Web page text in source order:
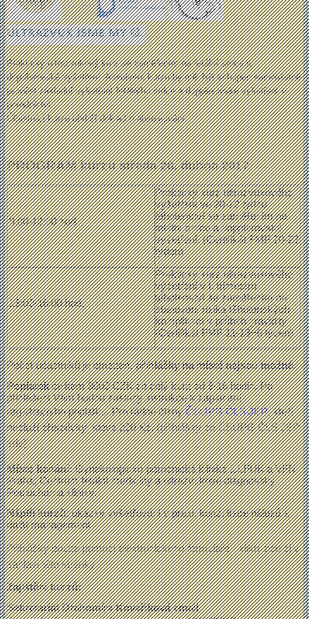
Praktický ultrazvukový kurz se zaměřením na fetální srdce a
dopplerovské vyšetření. Absolvent kurzu by měl být schopen samostatně
provést základní vyšetření fetálního srdce a dopplerovské vyšetření v
porodnictví.
Účastníci kurzu obdrží doklad o absolvování.
PROGRAM kurzustředa 26. dubna 2017
9:00-12:00 hod.
Praktický kurz ultrazvukového
vyšetření ve 20-22 týdnu
těhotenství se zaměřením na
fetální srdce a dopplerovské
vyšetření. (Certifikát FMF 20-22
týden)
13:00-16:00 hod.
Praktický kurz ultrazvukového
vyšetření v I. trimestru
těhotenství se zaměřením na
stanovení rizika těhotenských
komplikací v průběh gravidity
(Certifikát FMF 11-13+6 týden)
Počet účastníků je omezen,přihlášky na místě nejsou možné.
Poplatekcelkem 3000 CZK za celý kurz od 9-16 hodin. Po
přihlášení Vám budou zaslány instrukce k zaplacení
registračního poplatku. Pro řádné členyČSUPG ČLS JEP, kteří
nedluží příspěvky sleva 200 Kč.(příhlášky do ČSUPG ČLS JEP
zde)
Místo konání:Gynekologicko-porodnická klinika 1.LFUK a VFN
Praha, Centrum fetální medicíny a ultrazvukové diagnostiky.
Posluchárna kliniky.
Náplň kurzů:ukázky vyšetřování v praxi, konzultace nálezů a
další management.
Přihlášky pouze pomocí elektronického formuláře - klikni zde či v
záhlaví této stránky
Zajištění kurzů:
Sekretariát Drahomíra Kovaříková email